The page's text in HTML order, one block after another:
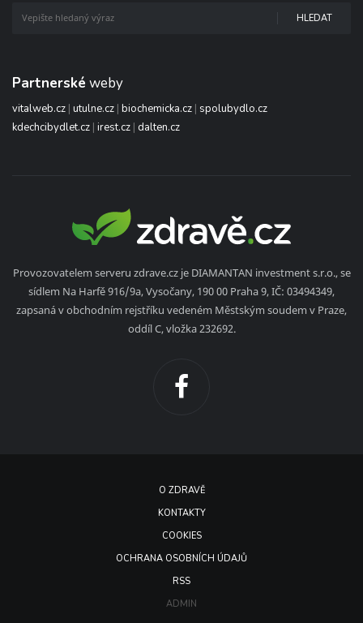
HLEDAT
Partnerské weby
vitalweb.cz | utulne.cz | biochemicka.cz | spolubydlo.cz
kdechcibydlet.cz | irest.cz | dalten.cz
Provozovatelem serveru zdrave.cz je DIAMANTAN investment s.r.o., se
sídlem Na Harfě 916/9a, Vysočany, 190 00 Praha 9, IČ: 03494349,
zapsaná v obchodním rejstříku vedeném Městským soudem v Praze,
oddíl C, vložka 232692.
O ZDRAVĚ
KONTAKTY
COOKIES
OCHRANA OSOBNÍCH ÚDAJŮ
RSS
ADMIN